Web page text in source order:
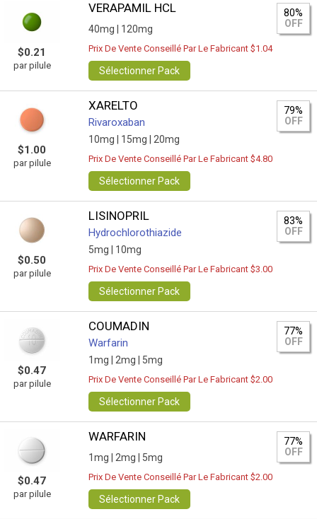
$0.21
par pilule
VERAPAMIL HCL
40mg | 120mg
80%
OFF
Prix De Vente Conseillé Par Le Fabricant $1.04
Sélectionner Pack
$1.00
par pilule
XARELTO
Rivaroxaban
10mg | 15mg | 20mg
79%
OFF
Prix De Vente Conseillé Par Le Fabricant $4.80
Sélectionner Pack
$0.50
par pilule
LISINOPRIL
Hydrochlorothiazide
5mg | 10mg
83%
OFF
Prix De Vente Conseillé Par Le Fabricant $3.00
Sélectionner Pack
$0.47
par pilule
COUMADIN
Warfarin
1mg | 2mg | 5mg
77%
OFF
Prix De Vente Conseillé Par Le Fabricant $2.00
Sélectionner Pack
$0.47
par pilule
WARFARIN
1mg | 2mg | 5mg
77%
OFF
Prix De Vente Conseillé Par Le Fabricant $2.00
Sélectionner Pack